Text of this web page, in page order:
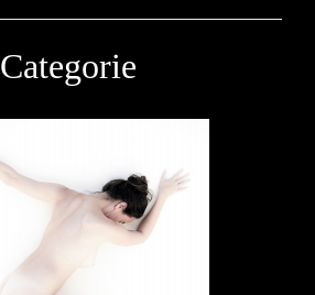
Categorie